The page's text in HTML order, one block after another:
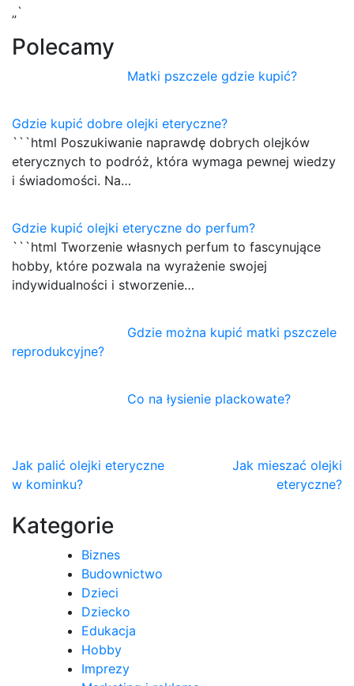
„`
Polecamy
Matki pszczele gdzie kupić?
Gdzie kupić dobre olejki eteryczne?
```html Poszukiwanie naprawdę dobrych olejków
eterycznych to podróż, która wymaga pewnej wiedzy
i świadomości. Na…
Gdzie kupić olejki eteryczne do perfum?
```html Tworzenie własnych perfum to fascynujące
hobby, które pozwala na wyrażenie swojej
indywidualności i stworzenie…
Gdzie można kupić matki pszczele
reprodukcyjne?
Co na łysienie plackowate?
Nawigacja
wpisu
Jak palić olejki eteryczne
w kominku?
Jak mieszać olejki
eteryczne?
Kategorie
Biznes
Budownictwo
Dzieci
Dziecko
Edukacja
Hobby
Imprezy